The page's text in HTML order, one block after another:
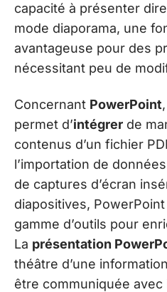
capacité à présenter
mode diaporama, une
avantageuse pour des
nécessitant peu de
Concernant PowerPoint
permet d’intégrer de
contenus d’un fichier
l’importation de
de captures d’écran
diapositives,
gamme d’outils pour
La présentation
théâtre d’une
être communiquée avec